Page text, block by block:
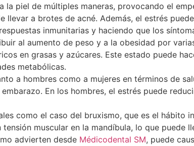
la piel de múltiples maneras, provocando el
a brotes de acné. Además, el estrés
inmunitarias y haciendo que los
al aumento de peso y a la obesidad por
en grasas y azúcares. Este estado puede
metabólicas.
a hombres como a mujeres en términos de
En los hombres, el estrés puede
como el caso del bruxismo, que es el hábito
muscular en la mandíbula, lo que
advierten desde Médicodental SM, puede